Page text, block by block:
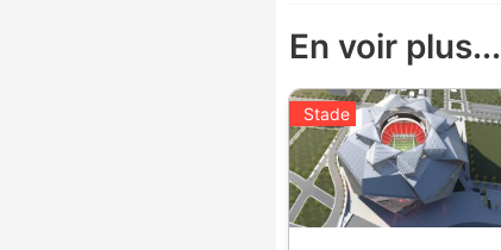
En voir plus...
Stade